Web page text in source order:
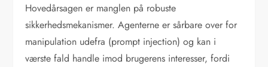
Hovedårsagen er manglen på robuste
sikkerhedsmekanismer. Agenterne er sårbare over for
manipulation udefra (prompt injection) og kan i
værste fald handle imod brugerens interesser, fordi